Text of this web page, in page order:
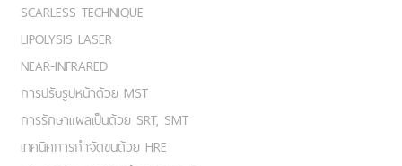
SCARLESS TECHNIQUE
LIPOLYSIS LASER
NEAR-INFRARED
การปรับรูปหน้าด้วย MST
การรักษาแผลเป็นด้วย SRT, SMT
เทคนิคการกำจัดขนด้วย HRE